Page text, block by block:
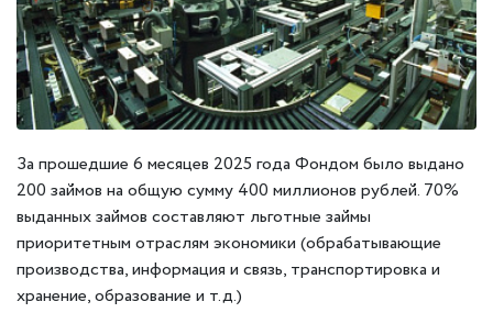
За прошедшие 6 месяцев 2025 года Фондом было выдано
200 займов на общую сумму 400 миллионов рублей. 70%
выданных займов составляют льготные займы
приоритетным отраслям экономики (обрабатывающие
производства, информация и связь, транспортировка и
хранение, образование и т.д.)